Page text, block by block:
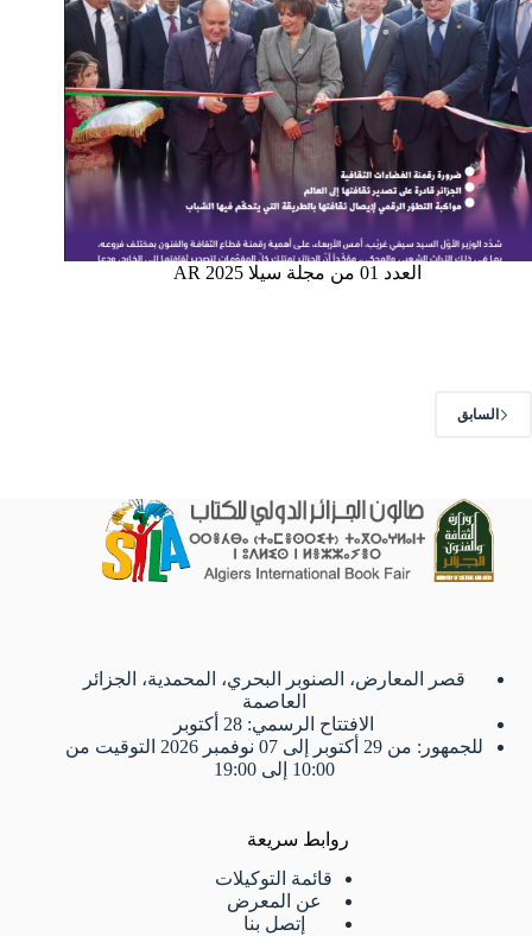
العدد 01 من مجلة سيلا 2025 AR
السابق
قصر المعارض، الصنوبر البحري، المحمدية، الجزائر
العاصمة
الافتتاح الرسمي: 28 أكتوبر
للجمهور: من 29 أكتوبر إلى 07 نوفمبر 2026 التوقيت من
10:00 إلى 19:00
روابط سريعة
قائمة التوكيلات
عن المعرض
إتصل بنا